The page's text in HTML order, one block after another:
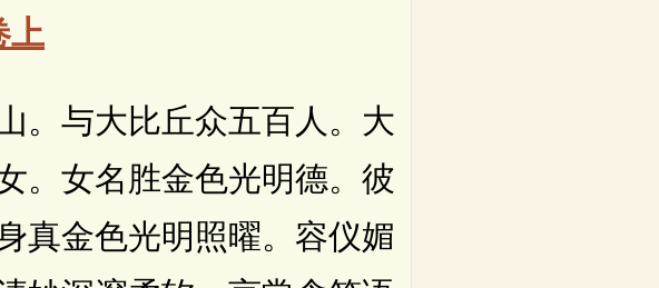
上
与大比丘众五百人。大
。女名胜金色光明德。彼
真金色光明照曜。容仪媚